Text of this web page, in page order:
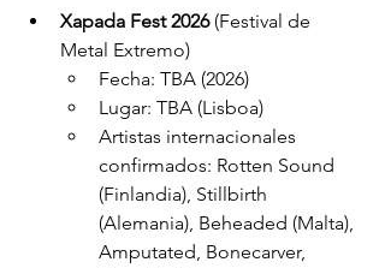
Xapada Fest 2026 (Festival de
Metal Extremo)
Fecha: TBA (2026)
Lugar: TBA (Lisboa)
Artistas internacionales
confirmados: Rotten Sound
(Finlandia), Stillbirth
(Alemania), Beheaded (Malta),
Amputated, Bonecarver,